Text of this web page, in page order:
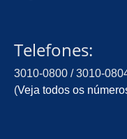
Telefones:
3010-0800 / 3010-
(Veja todos os